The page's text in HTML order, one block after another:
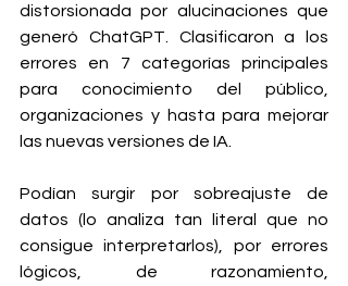
distorsionada por alucinaciones que
generó ChatGPT. Clasificaron a los
errores en 7 categorías principales
para conocimiento del público,
organizaciones y hasta para mejorar
las nuevas versiones de IA.
Podían surgir por sobreajuste de
datos (lo analiza tan literal que no
consigue interpretarlos), por errores
lógicos, de razonamiento,